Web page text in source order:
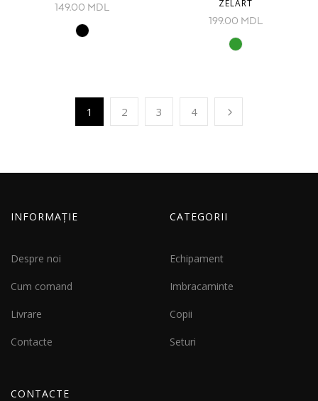
149.00 MDL
ZELART
199.00 MDL
1 2 3 4
INFORMAȚIE
Despre noi
Cum comand
Livrare
Contacte
CATEGORII
Echipament
Imbracaminte
Copii
Seturi
CONTACTE